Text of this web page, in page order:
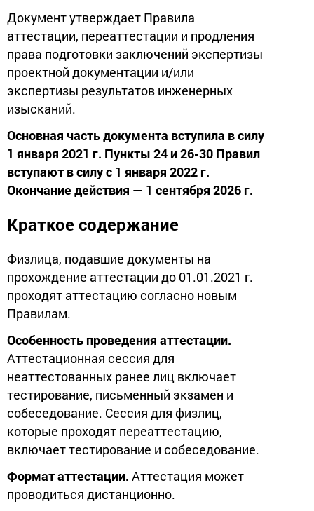
Документ утверждает Правила
аттестации, переаттестации и продления
права подготовки заключений экспертизы
проектной документации и/или
экспертизы результатов инженерных
изысканий.
Основная часть документа вступила в силу
1 января 2021 г. Пункты 24 и 26-30 Правил
вступают в силу с 1 января 2022 г.
Окончание действия — 1 сентября 2026 г.
Краткое содержание
Физлица, подавшие документы на
прохождение аттестации до 01.01.2021 г.
проходят аттестацию согласно новым
Правилам.
Особенность проведения аттестации.
Аттестационная сессия для
неаттестованных ранее лиц включает
тестирование, письменный экзамен и
собеседование. Сессия для физлиц,
которые проходят переаттестацию,
включает тестирование и собеседование.
Формат аттестации. Аттестация может
проводиться дистанционно.